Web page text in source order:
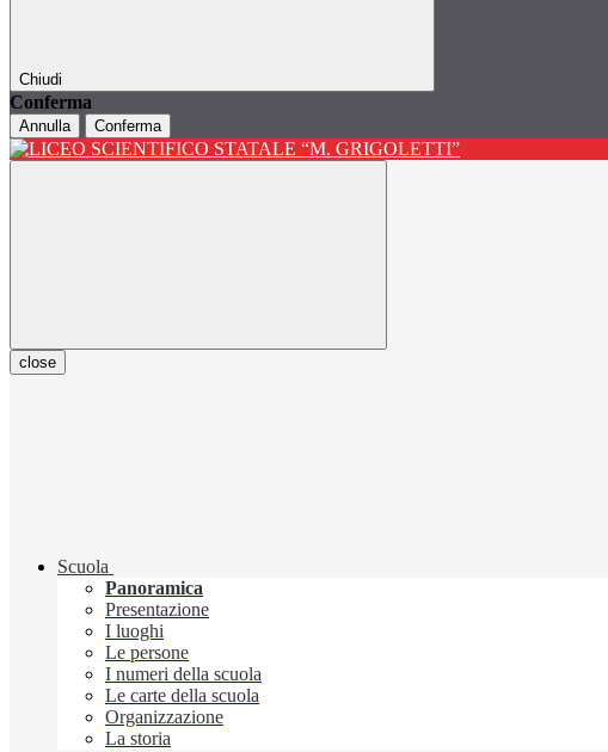
Chiudi
Conferma
Annulla Conferma
close
Scuola
Panoramica
Presentazione
I luoghi
Le persone
I numeri della scuola
Le carte della scuola
Organizzazione
La storia